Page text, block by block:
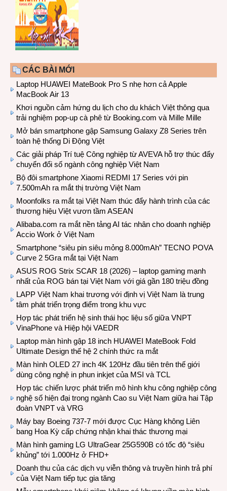
CÁC BÀI MỚI
Laptop HUAWEI MateBook Pro S nhẹ hơn cả Apple
MacBook Air 13
Khơi nguồn cảm hứng du lịch cho du khách Việt thông qua
trải nghiệm pop-up cà phê từ Booking.com và Mille Mille
Mở bán smartphone gập Samsung Galaxy Z8 Series trên
toàn hệ thống Di Động Việt
Các giải pháp Trí tuệ Công nghiệp từ AVEVA hỗ trợ thúc đẩy
chuyển đổi số ngành công nghiệp Việt Nam
Bộ đôi smartphone Xiaomi REDMI 17 Series với pin
7.500mAh ra mắt thị trường Việt Nam
Moonfolks ra mắt tại Việt Nam thúc đẩy hành trình của các
thương hiệu Việt vươn tầm ASEAN
Alibaba.com ra mắt nền tảng AI tác nhân cho doanh nghiệp
Accio Work ở Việt Nam
Smartphone “siêu pin siêu mỏng 8.000mAh” TECNO POVA
Curve 2 5Gra mắt tại Việt Nam
ASUS ROG Strix SCAR 18 (2026) – laptop gaming mạnh
nhất của ROG bán tại Việt Nam với giá gần 180 triệu đồng
LAPP Việt Nam khai trương với định vị Việt Nam là trung
tâm phát triển trọng điểm trong khu vực
Hợp tác phát triển hệ sinh thái học liệu số giữa VNPT
VinaPhone và Hiệp hội VAEDR
Laptop màn hình gập 18 inch HUAWEI MateBook Fold
Ultimate Design thế hệ 2 chính thức ra mắt
Màn hình OLED 27 inch 4K 120Hz đầu tiên trên thế giới
dùng công nghệ in phun inkjet của MSI và TCL
Hợp tác chiến lược phát triển mô hình khu công nghiệp công
nghệ số hiện đại trong ngành Cao su Việt Nam giữa hai Tập
đoàn VNPT và VRG
Máy bay Boeing 737-7 mới được Cục Hàng không Liên
bang Hoa Kỳ cấp chứng nhận khai thác thương mại
Màn hình gaming LG UltraGear 25G590B có tốc độ “siêu
khủng” tới 1.000Hz ở FHD+
Doanh thu của các dịch vụ viễn thông và truyền hình trả phí
của Việt Nam tiếp tục gia tăng